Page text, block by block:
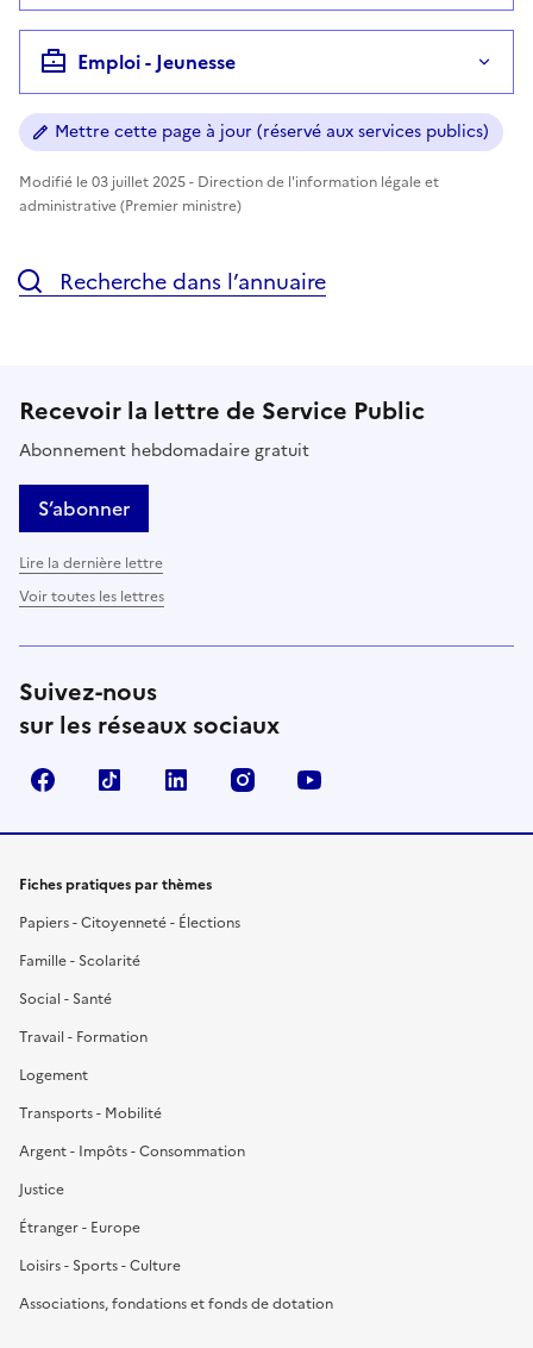
Emploi - Jeunesse
Mettre cette page à jour (réservé aux services publics)
Modifié le 03 juillet 2025 - Direction de l'information légale et
administrative (Premier ministre)
Recherche dans l’annuaire
Recevoir la lettre de Service Public
Abonnement hebdomadaire gratuit
S’abonner
Lire la dernière lettre
Voir toutes les lettres
Suivez-nous
sur les réseaux sociaux
FacebookTikTok LinkedIn Instagram
Fiches pratiques par thèmes
Papiers - Citoyenneté - Élections
Famille - Scolarité
Social - Santé
Travail - Formation
Logement
Transports - Mobilité
Argent - Impôts - Consommation
Justice
Étranger - Europe
Loisirs - Sports - Culture
Associations, fondations et fonds de dotation